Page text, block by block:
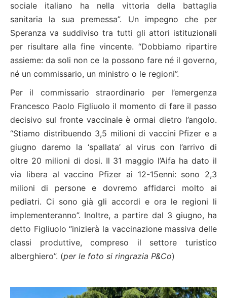
sociale italiano ha nella vittoria della battaglia
sanitaria la sua premessa”. Un impegno che per
Speranza va suddiviso tra tutti gli attori istituzionali
per risultare alla fine vincente. “Dobbiamo ripartire
assieme: da soli non ce la possono fare né il governo,
né un commissario, un ministro o le regioni”.
Per il commissario straordinario per l’emergenza
Francesco Paolo Figliuolo il momento di fare il passo
decisivo sul fronte vaccinale è ormai dietro l’angolo.
“Stiamo distribuendo 3,5 milioni di vaccini Pfizer e a
giugno daremo la ‘spallata’ al virus con l’arrivo di
oltre 20 milioni di dosi. Il 31 maggio l’Aifa ha dato il
via libera al vaccino Pfizer ai 12-15enni: sono 2,3
milioni di persone e dovremo affidarci molto ai
pediatri. Ci sono già gli accordi e ora le regioni li
implementeranno”. Inoltre, a partire dal 3 giugno, ha
detto Figliuolo “inizierà la vaccinazione massiva delle
classi produttive, compreso il settore turistico
alberghiero”. (per le foto si ringrazia P&Co)